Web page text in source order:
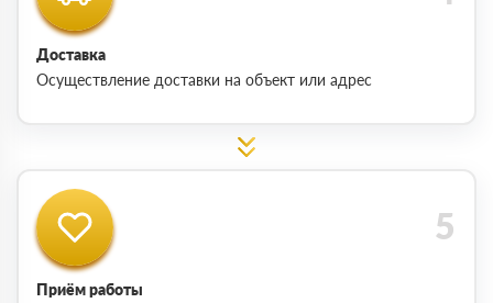
Доставка
Осуществление доставки на объект или адрес
Приём работы